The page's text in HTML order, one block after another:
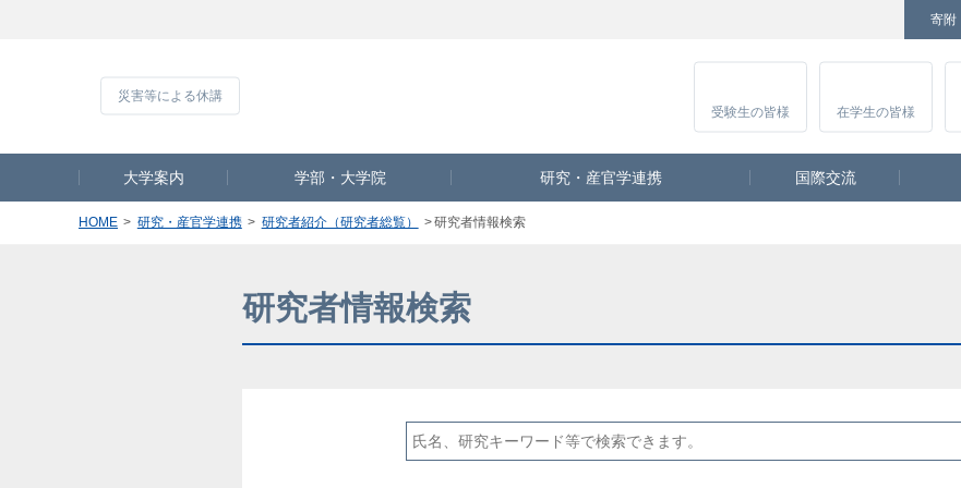
寄附
Instagram
受験生の皆様 在学生の皆様
大学案内 学部・大学院 研究・産官学連携 国際交流
HOME 研究・産官学連携 研究者紹介（研究者総覧） 研究者情報検索
研究者情報検索